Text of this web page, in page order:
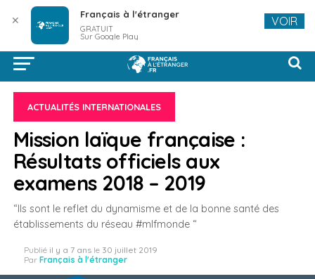
ACTUALITÉS INTERNATIONALES
Mission laïque française :
Résultats officiels aux
examens 2018 – 2019
“Ils sont le reflet du dynamisme et de la bonne santé des
établissements du réseau #mlfmonde “
Publié il y a 7 ans le 30 juillet 2019
Par Français à l'étranger
✕ Français à l'étranger
GRATUIT
Sur Google Play
VOIR